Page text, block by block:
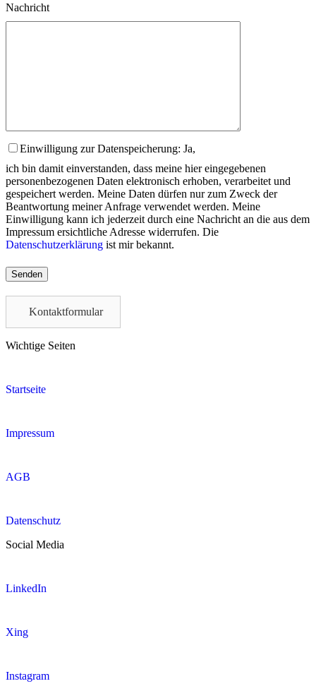
Nachricht
Einwilligung zur Datenspeicherung: Ja,
ich bin damit einverstanden, dass meine hier eingegebenen
personenbezogenen Daten elektronisch erhoben, verarbeitet und
gespeichert werden. Meine Daten dürfen nur zum Zweck der
Beantwortung meiner Anfrage verwendet werden. Meine
Einwilligung kann ich jederzeit durch eine Nachricht an die aus dem
Impressum ersichtliche Adresse widerrufen. Die
Datenschutzerklärung ist mir bekannt.
Please
leave
empty.Kontaktformular
Wichtige Seiten
Startseite
Impressum
AGB
Datenschutz
Social Media
LinkedIn
Xing
Instagram